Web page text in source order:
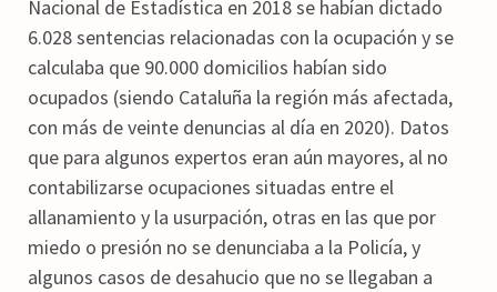
Nacional de Estadística en 2018 se habían dictado
6.028 sentencias relacionadas con la ocupación y se
calculaba que 90.000 domicilios habían sido
ocupados (siendo Cataluña la región más afectada,
con más de veinte denuncias al día en 2020). Datos
que para algunos expertos eran aún mayores, al no
contabilizarse ocupaciones situadas entre el
allanamiento y la usurpación, otras en las que por
miedo o presión no se denunciaba a la Policía, y
algunos casos de desahucio que no se llegaban a